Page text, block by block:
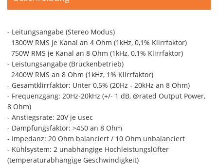
- Leitungsangabe (Stereo Modus)
1300W RMS je Kanal an 4 Ohm (1kHz, 0,1% Klirrfaktor)
750W RMS je Kanal an 8 Ohm (1kHz, 0,1% Klirrfaktor)
- Leistungsangabe (Brückenbetrieb)
2400W RMS an 8 Ohm (1kHz, 1% Klirrfaktor)
- Gesamtklirrfaktor: Unter 0,5% (20Hz - 20kHz an 8 Ohm)
- Frequenzgang: 20Hz-20kHz (+/- 1 dB, @rated Output Power,
8 Ohm)
- Anstiegsrate: 20V je usec
- Dämpfungsfaktor: >450 an 8 Ohm
- Impedanz: 20 Ohm balanciert / 10 Ohm unbalanciert
- Kühlsystem: 2 unabhängige Hochleistungslüfter
(temperaturabhängige Geschwindigkeit)